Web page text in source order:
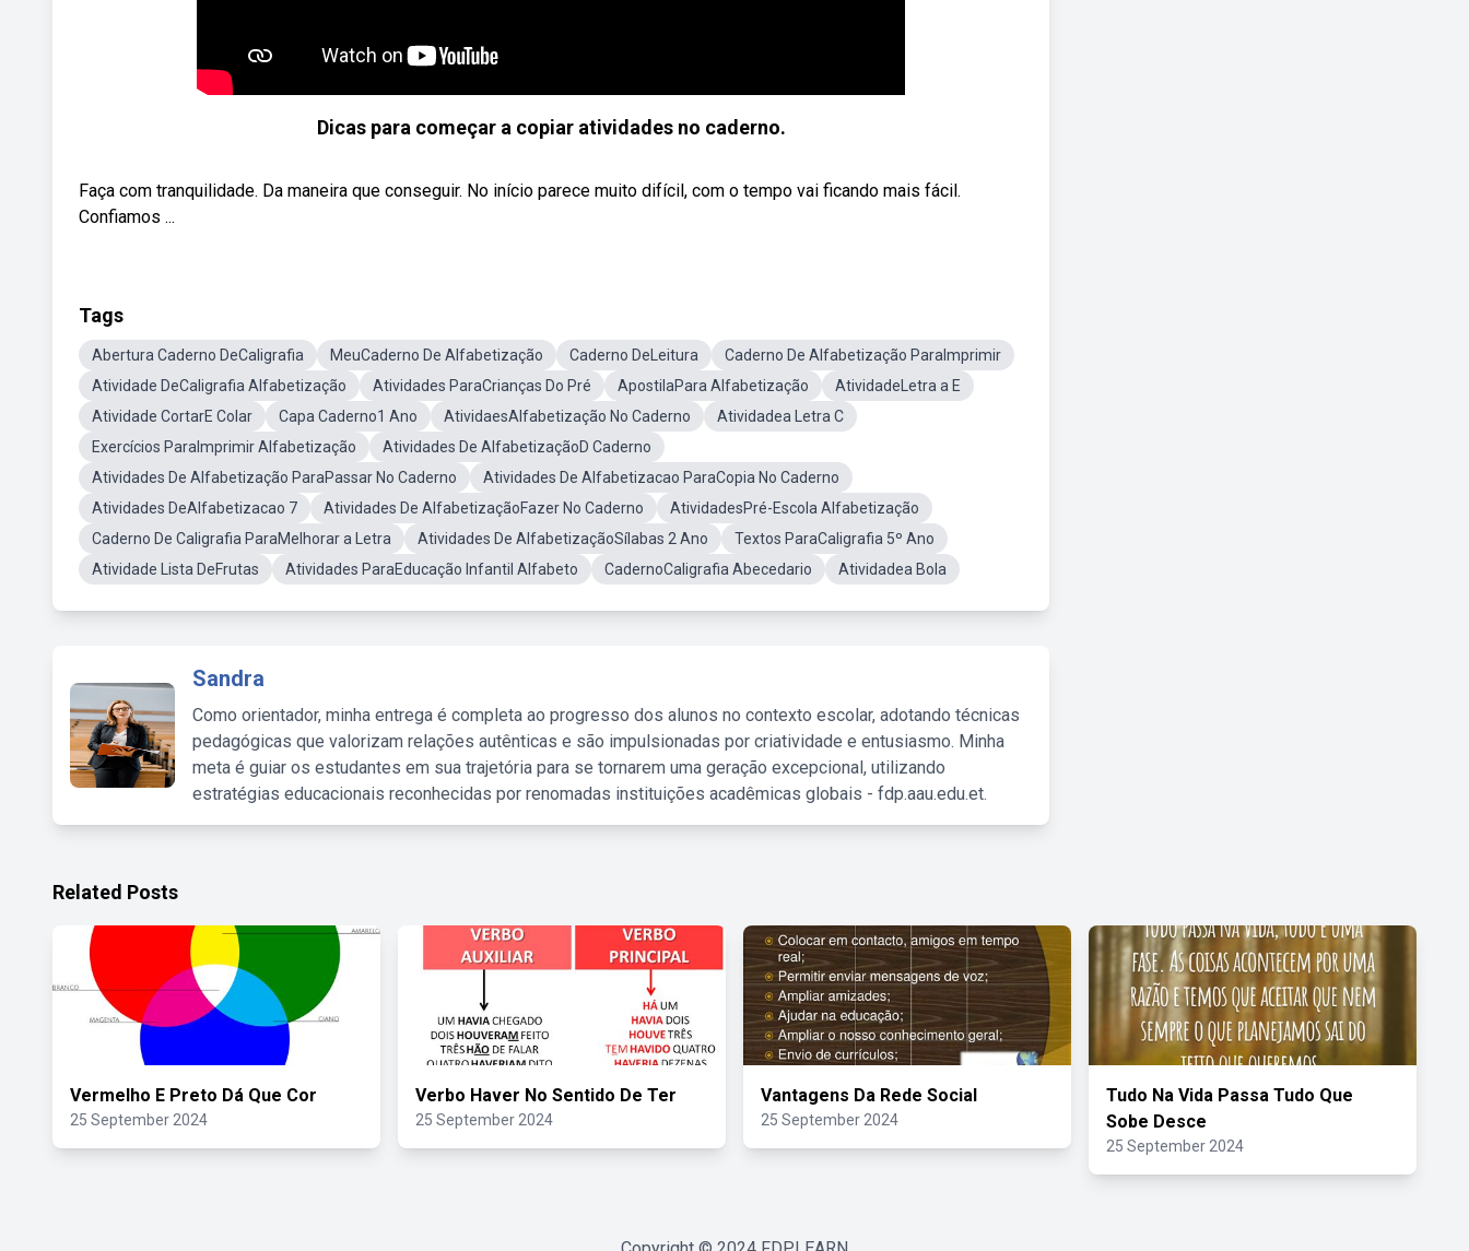
Dicas para começar a copiar atividades no caderno.
Faça com tranquilidade. Da maneira que conseguir. No início parece muito difícil, com o tempo vai ficando mais fácil.
Confiamos ...
Tags
Abertura Caderno DeCaligrafia MeuCaderno De Alfabetização Caderno DeLeitura
Caderno De Alfabetização ParaImprimir
Atividade DeCaligrafia Alfabetização
Atividades ParaCrianças Do Pré ApostilaPara Alfabetização
AtividadeLetra a E
Atividade CortarE Colar
Capa Caderno1 Ano AtividaesAlfabetização No Caderno
Atividadea Letra C
Exercícios ParaImprimir Alfabetização
Atividades De AlfabetizaçãoD Caderno
Atividades De Alfabetização ParaPassar No Caderno
Atividades De Alfabetizacao ParaCopia No Caderno
Atividades DeAlfabetizacao 7
Atividades De AlfabetizaçãoFazer No Caderno
AtividadesPré-Escola Alfabetização
Caderno De Caligrafia ParaMelhorar a Letra
Atividades De AlfabetizaçãoSílabas 2 Ano
Textos ParaCaligrafia 5º Ano
Atividade Lista DeFrutas
Atividades ParaEducação Infantil Alfabeto CadernoCaligrafia Abecedario Atividadea Bola
Sandra
Como orientador, minha entrega é completa ao progresso dos alunos no contexto escolar, adotando técnicas
pedagógicas que valorizam relações autênticas e são impulsionadas por criatividade e entusiasmo. Minha
meta é guiar os estudantes em sua trajetória para se tornarem uma geração excepcional, utilizando
estratégias educacionais reconhecidas por renomadas instituições acadêmicas globais - fdp.aau.edu.et.
Related Posts
Vermelho E Preto Dá Que Cor
25 September 2024
Verbo Haver No Sentido De Ter
25 September 2024
Vantagens Da Rede Social
25 September 2024
Tudo Na Vida Passa Tudo Que
Sobe Desce
25 September 2024